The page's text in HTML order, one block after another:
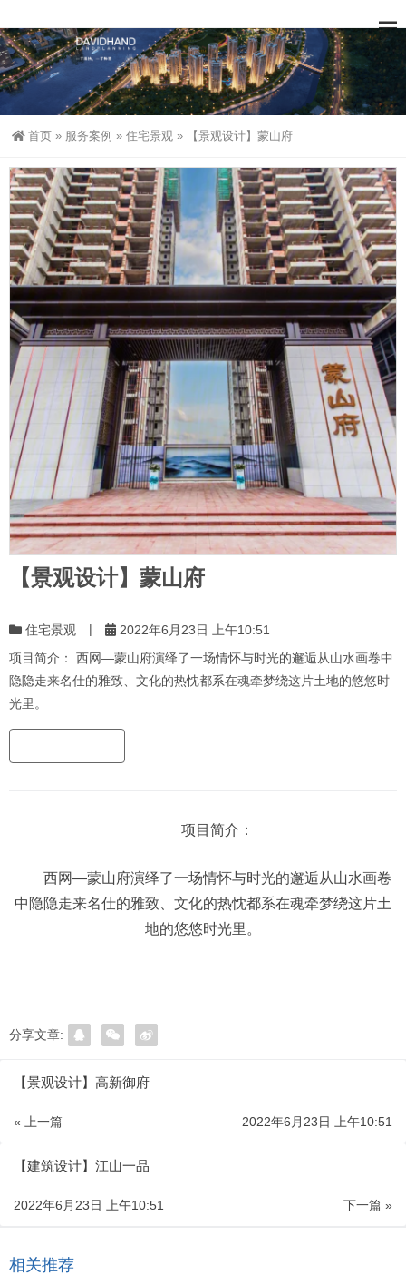
首页 » 服务案例 » 住宅景观 » 【景观设计】蒙山府
【景观设计】蒙山府
住宅景观 |
2022年6月23日 上午10:51
项目简介： 西网—蒙山府演绎了一场情怀与时光的邂逅从山水画卷中
隐隐走来名仕的雅致、文化的热忱都系在魂牵梦绕这片土地的悠悠时
光里。
项目简介：
西网—蒙山府演绎了一场情怀与时光的邂逅从山水画卷
中隐隐走来名仕的雅致、文化的热忱都系在魂牵梦绕这片土
地的悠悠时光里。
分享文章:
【景观设计】高新御府
« 上一篇 2022年6月23日 上午10:51
【建筑设计】江山一品
下一篇 »
2022年6月23日 上午10:51
相关推荐